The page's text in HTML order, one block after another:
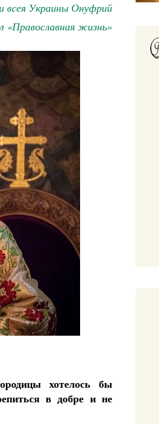
всея Украины Онуфрий
«Православная жизнь»
хотелось бы
в добре и не